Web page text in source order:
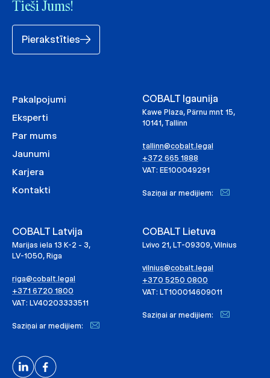
Tieši Jums!
Pierakstīties
Pakalpojumi
Eksperti
Par mums
Jaunumi
Karjera
Kontakti
COBALT Igaunija
Kawe Plaza, Pärnu mnt 15,
10141, Tallinn
tallinn@cobalt.legal
+372 665 1888
VAT: EE100049291
Saziņai ar medijiem:
COBALT Latvija
Marijas iela 13 K-2 - 3,
LV-1050, Riga
riga@cobalt.legal
+371 6720 1800
VAT: LV40203333511
Saziņai ar medijiem:
COBALT Lietuva
Lvivo 21, LT-09309, Vilnius
vilnius@cobalt.legal
+370 5250 0800
VAT: LT100014609011
Saziņai ar medijiem: